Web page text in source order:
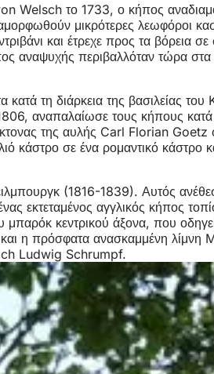
το 1733, ο κήπος
μικρότερες λεωφόροι
και έτρεχε προς τα βόρεια
περιβαλλόταν τώρα
κατά τη διάρκεια της βασιλείας
αναπαλαίωσε τους κήπους κατά
της αυλής Carl Florian Goetz
σε ένα ρομαντικό
(1816-1839). Αυτός
εκτεταμένος αγγλικός κήπος
μπαρόκ κεντρικού άξονα, που
η πρόσφατα ανασκαμμένη
Ludwig Schrumpf.